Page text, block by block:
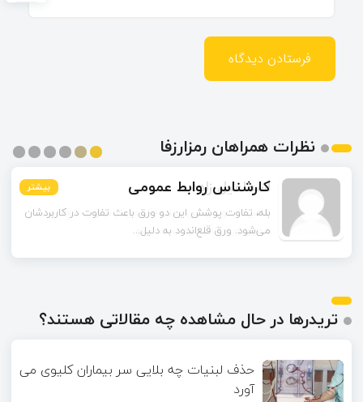
نظرات همراهان رمزارزفا
بیشتر اسماعیل زاده بیشتر
تا قبل از خوندن این مقاله فکر می‌کردم ورق قلع‌اندود
همون ورق گالوانیزه است. تفاو...
بیشتر
بیشتر
بیشتر
بیشتر
تریدرها در حال مشاهده چه مقالاتی هستند؟
حذف لبنیات چه بلایی سر بیماران کلیوی می
آورد